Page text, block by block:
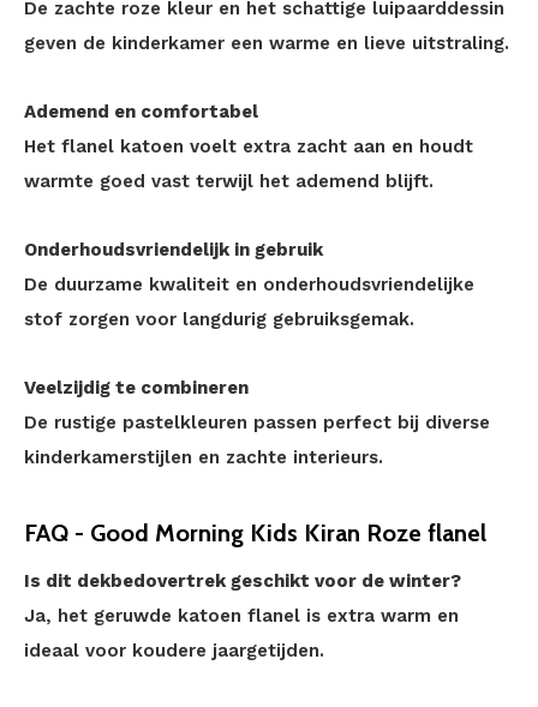
De zachte roze kleur en het schattige luipaarddessin
geven de kinderkamer een warme en lieve uitstraling.
Ademend en comfortabel
Het flanel katoen voelt extra zacht aan en houdt
warmte goed vast terwijl het ademend blijft.
Onderhoudsvriendelijk in gebruik
De duurzame kwaliteit en onderhoudsvriendelijke
stof zorgen voor langdurig gebruiksgemak.
Veelzijdig te combineren
De rustige pastelkleuren passen perfect bij diverse
kinderkamerstijlen en zachte interieurs.
FAQ - Good Morning Kids Kiran Roze flanel
Is dit dekbedovertrek geschikt voor de winter?
Ja, het geruwde katoen flanel is extra warm en
ideaal voor koudere jaargetijden.